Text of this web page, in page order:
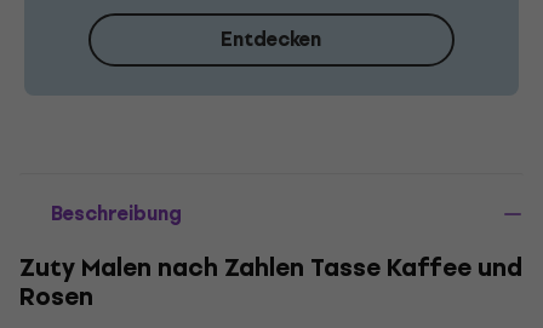
Entdecken
Beschreibung
Zuty Malen nach Zahlen Tasse Kaffee und
Rosen